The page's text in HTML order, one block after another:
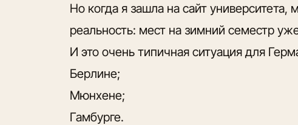
Но когда я зашла на сайт университета,
реальность: мест на зимний семестр
И это очень типичная ситуация для
Берлине;
Мюнхене;
Гамбурге.